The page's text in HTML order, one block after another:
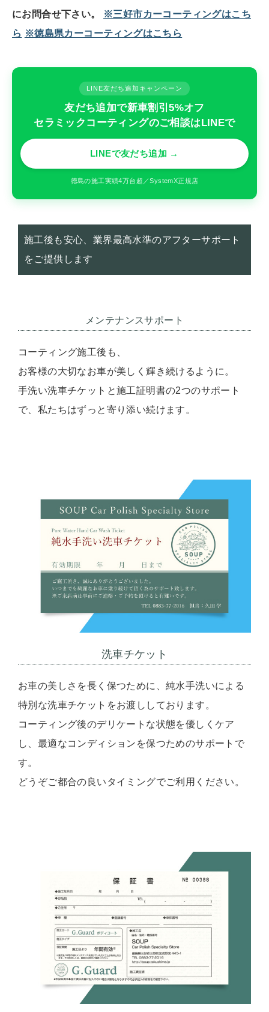
にお問合せ下さい。
※三好市カーコーティングはこち
ら ※徳島県カーコーティングはこちら
LINE友だち追加キャンペーン
友だち追加で新車割引5%オフ
セラミックコーティングのご相談はLINEで
LINEで友だち追加 →
徳島の施工実績4万台超／SystemX正規店
施工後も安心、業界最高水準のアフターサポート
をご提供します
メンテナンスサポート
コーティング施工後も、
お客様の大切なお車が美しく輝き続けるように。
手洗い洗車チケットと施工証明書の2つのサポート
で、私たちはずっと寄り添い続けます。
洗車チケット
お車の美しさを長く保つために、純水手洗いによる
特別な洗車チケットをお渡ししております。
コーティング後のデリケートな状態を優しくケア
し、最適なコンディションを保つためのサポートで
す。
どうぞご都合の良いタイミングでご利用ください。